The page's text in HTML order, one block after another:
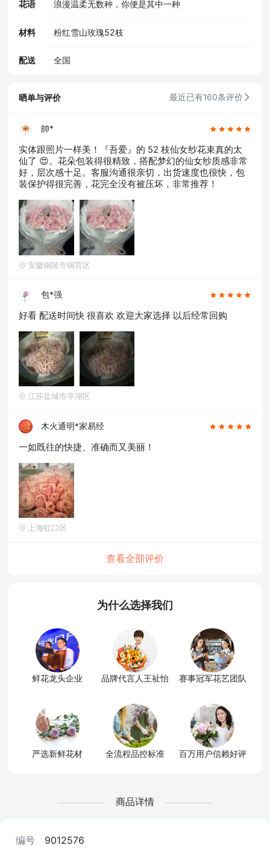
花语 浪漫温柔无数种，你便是其中一种
材料 粉红雪山玫瑰52枝
配送 全国
晒单与评价 最近已有160条评价
帥*
实体跟照片一样美！『吾爱』的 52 枝仙女纱花束真的太
仙了 😍。花朵包装得很精致，搭配梦幻的仙女纱质感非常
好，层次感十足。客服沟通很亲切，出货速度也很快，包
装保护得很完善，花完全没有被压坏，非常推荐！
安徽铜陵市铜官区
包*强
好看 配送时间快 很喜欢 欢迎大家选择 以后经常回购
江苏盐城市亭湖区
木火通明*家易经
一如既往的快捷、准确而又美丽！
上海虹口区
查看全部评价
为什么选择我们
鲜花龙头企业 品牌代言人王祉怡 赛事冠军花艺团队
严选新鲜花材 全流程品控标准 百万用户信赖好评
商品详情
编号
9012576